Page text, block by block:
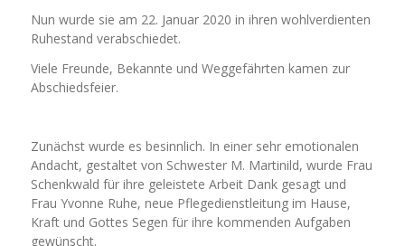
Nun wurde sie am 22. Januar 2020 in ihren wohlverdienten
Ruhestand verabschiedet.
Viele Freunde, Bekannte und Weggefährten kamen zur
Abschiedsfeier.
Zunächst wurde es besinnlich. In einer sehr emotionalen
Andacht, gestaltet von Schwester M. Martinild, wurde Frau
Schenkwald für ihre geleistete Arbeit Dank gesagt und
Frau Yvonne Ruhe, neue Pflegedienstleitung im Hause,
Kraft und Gottes Segen für ihre kommenden Aufgaben
gewünscht.